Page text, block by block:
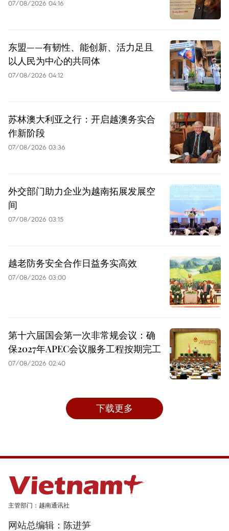
07/08/2026 04:16
东盟——有韧性、能创新、活力足且
以人民为中心的共同体
07/08/2026 04:12
苏林澳大利亚之行：开启越澳务实合
作新阶段
07/08/2026 03:36
外交部门助力企业为越南拓展发展空
间
07/08/2026 03:15
越老防务安全合作日益务实高效
07/08/2026 03:00
第十六届国会第一次非常规会议：确
保2027年APEC会议服务工程按期完工
07/08/2026 02:40
下载更多
主管部门：越南通讯社
网站总编辑：陈进笋